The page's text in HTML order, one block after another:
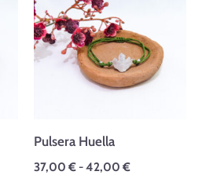
Pulsera Huella
37,00 €-42,00 €
37,00 €
hasta
42,00 €